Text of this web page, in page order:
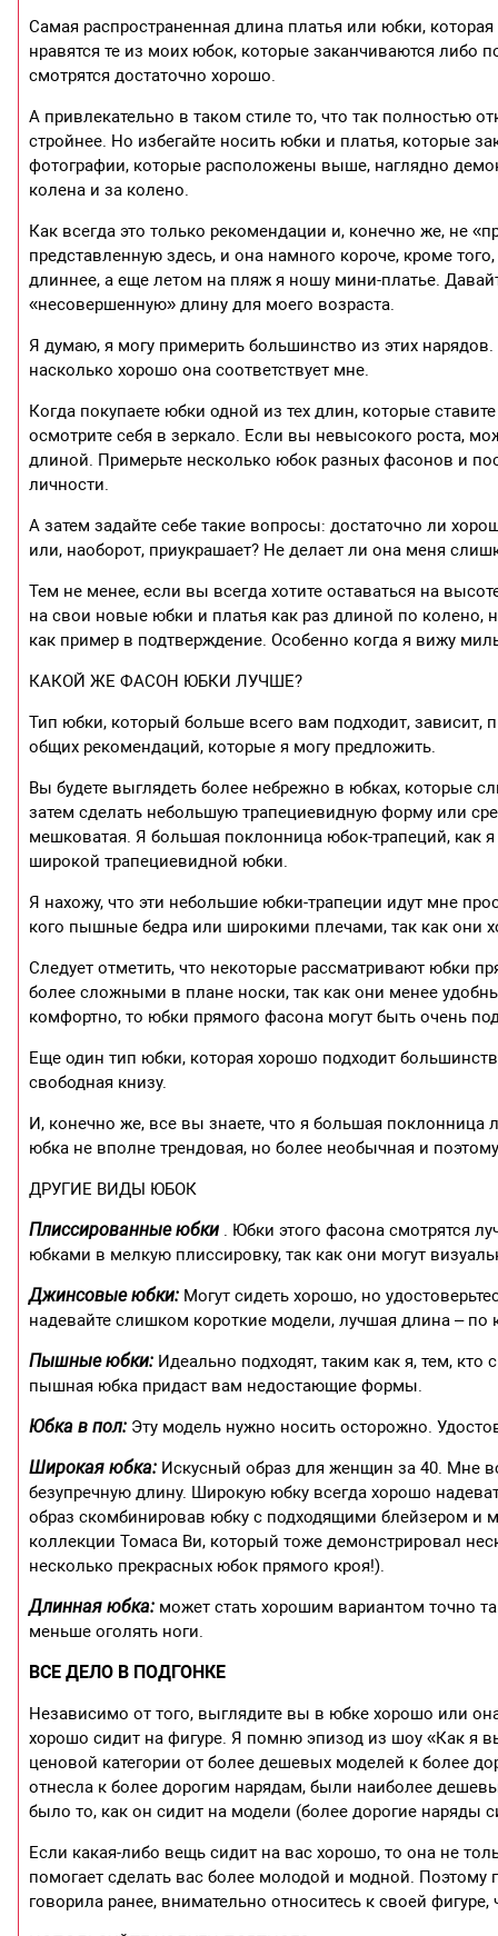
Самая распространенная длина платья или юбки,
нравятся те из моих юбок, которые заканчиваются либо
смотрятся достаточно хорошо.
А привлекательно в таком стиле то, что так полностью
стройнее. Но избегайте носить юбки и платья, которые
фотографии, которые расположены выше, наглядно
колена и за колено.
Как всегда это только рекомендации и, конечно же, не
представленную здесь, и она намного короче, кроме
длиннее, а еще летом на пляж я ношу мини-платье.
«несовершенную» длину для моего возраста.
Я думаю, я могу примерить большинство из этих
насколько хорошо она соответствует мне.
Когда покупаете юбки одной из тех длин, которые
осмотрите себя в зеркало. Если вы невысокого роста,
длиной. Примерьте несколько юбок разных фасонов и
личности.
А затем задайте себе такие вопросы: достаточно ли
или, наоборот, приукрашает? Не делает ли она меня
Тем не менее, если вы всегда хотите оставаться на
на свои новые юбки и платья как раз длиной по колено,
как пример в подтверждение. Особенно когда я вижу
КАКОЙ ЖЕ ФАСОН ЮБКИ ЛУЧШЕ?
Тип юбки, который больше всего вам подходит, зависит,
общих рекомендаций, которые я могу предложить.
Вы будете выглядеть более небрежно в юбках, которые
затем сделать небольшую трапециевидную форму или
мешковатая. Я большая поклонница юбок-трапеций, как
широкой трапециевидной юбки.
Я нахожу, что эти небольшие юбки-трапеции идут мне
кого пышные бедра или широкими плечами, так как они
Следует отметить, что некоторые рассматривают юбки
более сложными в плане носки, так как они менее
комфортно, то юбки прямого фасона могут быть очень
Еще один тип юбки, которая хорошо подходит
свободная книзу.
И, конечно же, все вы знаете, что я большая
юбка не вполне трендовая, но более необычная и
ДРУГИЕ ВИДЫ ЮБОК
Плиссированные юбки . Юбки этого фасона смотрятся
юбками в мелкую плиссировку, так как они могут
Джинсовые юбки: Могут сидеть хорошо, но
надевайте слишком короткие модели, лучшая длина – по
Пышные юбки: Идеально подходят, таким как я, тем,
пышная юбка придаст вам недостающие формы.
Юбка в пол: Эту модель нужно носить осторожно.
Широкая юбка: Искусный образ для женщин за 40. Мне
безупречную длину. Широкую юбку всегда хорошо
образ скомбинировав юбку с подходящими блейзером и
коллекции Томаса Ви, который тоже демонстрировал
несколько прекрасных юбок прямого кроя!).
Длинная юбка: может стать хорошим вариантом точно
меньше оголять ноги.
ВСЕ ДЕЛО В ПОДГОНКЕ
Независимо от того, выглядите вы в юбке хорошо или
хорошо сидит на фигуре. Я помню эпизод из шоу «Как я
ценовой категории от более дешевых моделей к более
отнесла к более дорогим нарядам, были наиболее
было то, как он сидит на модели (более дорогие наряды
Если какая-либо вещь сидит на вас хорошо, то она не
помогает сделать вас более молодой и модной.
говорила ранее, внимательно относитесь к своей